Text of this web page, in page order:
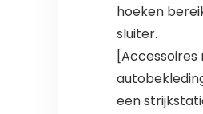
hoeken
sluiter.
een